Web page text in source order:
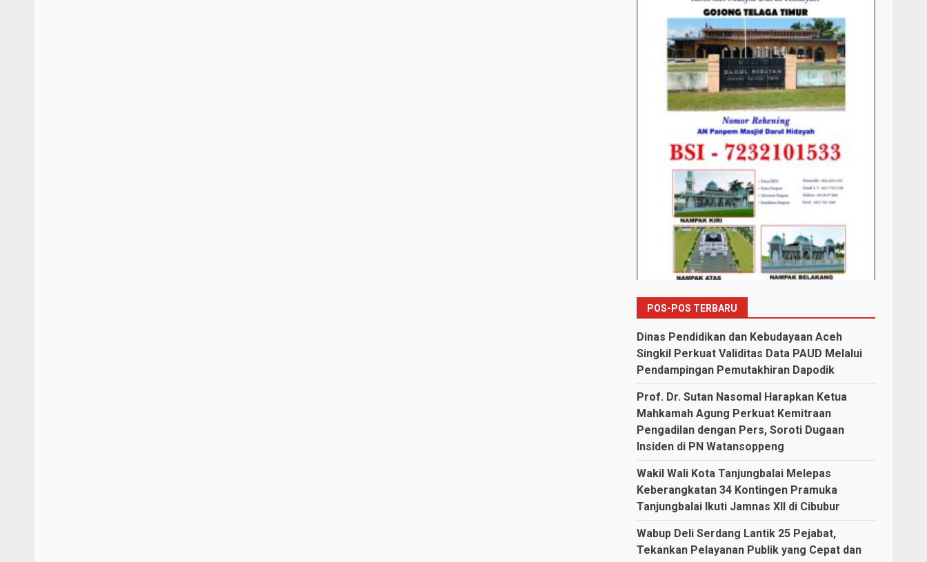
POS-POS TERBARU
Dinas Pendidikan dan Kebudayaan Aceh
Singkil Perkuat Validitas Data PAUD Melalui
Pendampingan Pemutakhiran Dapodik
Prof. Dr. Sutan Nasomal Harapkan Ketua
Mahkamah Agung Perkuat Kemitraan
Pengadilan dengan Pers, Soroti Dugaan
Insiden di PN Watansoppeng
Wakil Wali Kota Tanjungbalai Melepas
Keberangkatan 34 Kontingen Pramuka
Tanjungbalai Ikuti Jamnas XII di Cibubur
Wabup Deli Serdang Lantik 25 Pejabat,
Tekankan Pelayanan Publik yang Cepat dan